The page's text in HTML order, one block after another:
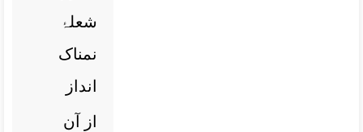
شعلۂ
نمناک
انداز
از آن